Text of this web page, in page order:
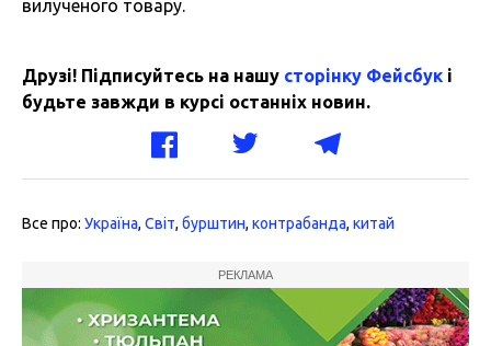
вилученого товару.
Друзі! Підписуйтесь на нашу сторінку Фейсбук і
будьте завжди в курсі останніх новин.
Все про: Україна, Світ, бурштин, контрабанда, китай
РЕКЛАМА